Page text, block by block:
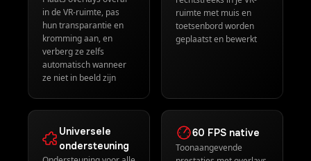
Ruimtelijke
plaatsing
Plaats overlays overal
in de VR-ruimte, pas
hun transparantie en
kromming aan, en
automatisch wanneer
Controller-vrij
Overlays kunnen
rechtstreeks in je VR-